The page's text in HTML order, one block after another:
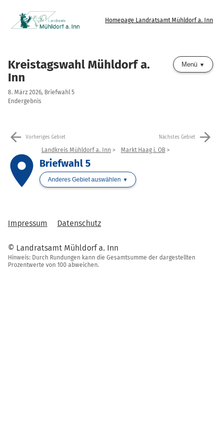
Homepage Landratsamt Mühldorf a. Inn
Kreistagswahl Mühldorf a.
Inn
8. März 2026, Briefwahl 5
Endergebnis
Menü
arrow_back Vorheriges Gebiet Nächstes Gebiet arrow_forward
place
Landkreis Mühldorf a. Inn Markt Haag i. OB
Briefwahl 5
Anderes Gebiet auswählen
Impressum Datenschutz
© Landratsamt Mühldorf a. Inn
Hinweis: Durch Rundungen kann die Gesamtsumme der dargestellten
Prozentwerte von 100 abweichen.